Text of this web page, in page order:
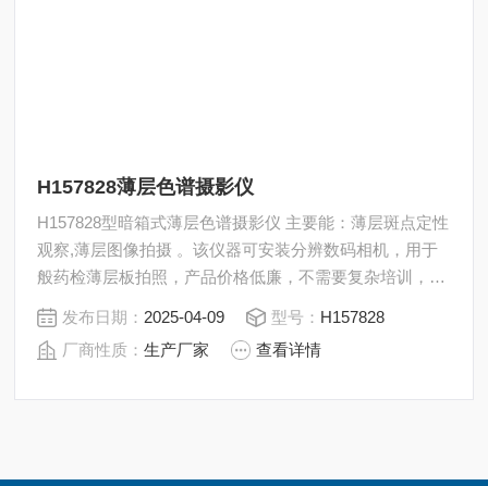
H157828薄层色谱摄影仪
H157828型暗箱式薄层色谱摄影仪 主要能：薄层斑点定性
观察,薄层图像拍摄 。该仪器可安装分辨数码相机，用于
般药检薄层板拍照，产品价格低廉，不需要复杂培训，属
于普及型产品，主要用于基层药检单位。
发布日期： 2025-04-09 型号： H157828
厂商性质：生产厂家 查看详情